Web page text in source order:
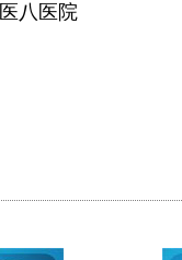
八医院